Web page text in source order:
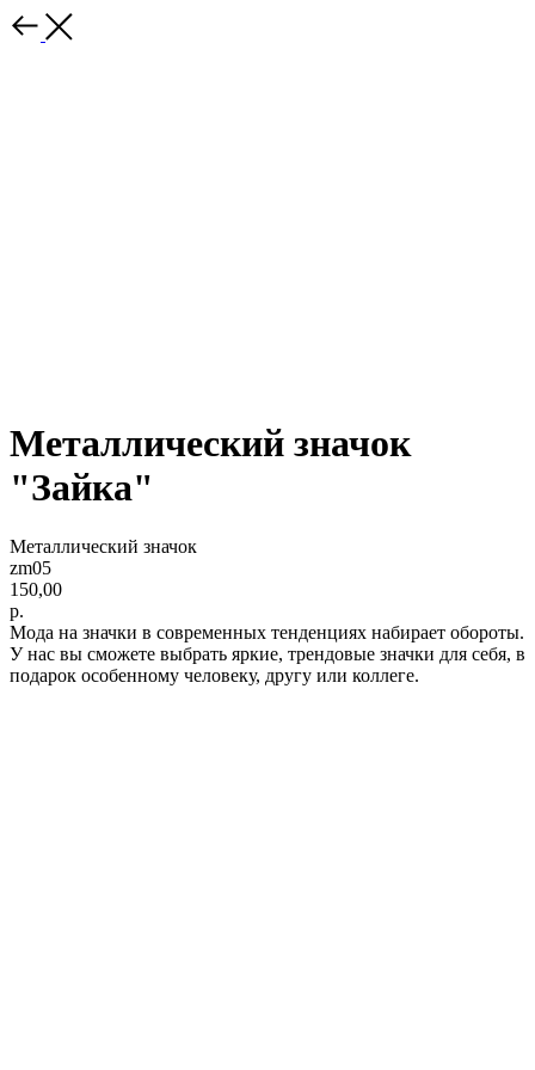
Металлический значок
"Зайка"
Металлический значок
zm05
150,00
р.
Мода на значки в современных тенденциях набирает обороты.
У нас вы сможете выбрать яркие, трендовые значки для себя, в
подарок особенному человеку, другу или коллеге.